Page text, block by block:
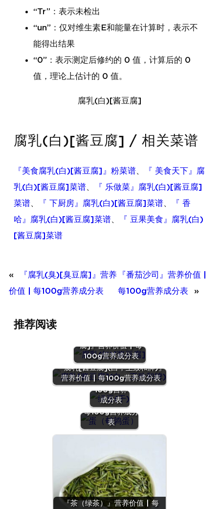
“Tr”：表示未检出
“un”：仅对维生素E和能量在计算时，表示不
能得出结果
“0”：表示测定后修约的 0 值，计算后的 0
值，理论上估计的 0 值。
腐乳(白)[酱豆腐]
腐乳(白)[酱豆腐] / 相关菜谱
『美食腐乳(白)[酱豆腐]』粉菜谱、
『 美食天下』腐
乳(白)[酱豆腐]菜谱、
『 乐做菜』腐乳(白)[酱豆腐]
菜谱、 『 下厨房』腐乳(白)[酱豆腐]菜谱、
『 香
哈』腐乳(白)[酱豆腐]菜谱、
『 豆果美食』腐乳(白)
[酱豆腐]菜谱
«
『腐乳(臭)[臭豆腐]』营养
价值 | 每100g营养成分表
『番茄沙司』营养价值 |
每100g营养成分表
»
推荐阅读
腐]』营养价值 | 每
100g营养成分表
『腐乳[酱豆腐](白，王致和牌)』
营养价值 | 每100g营养成分表
『绿豆
(干)』营养
价值 | 每
100g营养
成分表
『蛋（鹌鹑
蛋）』营养价值 |
每100g营养成分
表
『茶（绿茶）』营养价值 | 每